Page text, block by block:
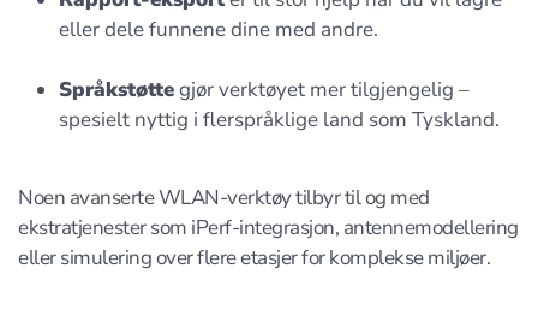
eller dele funnene dine med andre.
Språkstøttegjør verktøyet mer tilgjengelig –
spesielt nyttig i flerspråklige land som Tyskland.
Noen avanserte WLAN-verktøy tilbyr til og med
ekstratjenester som iPerf-integrasjon, antennemodellering
eller simulering over flere etasjer for komplekse miljøer.